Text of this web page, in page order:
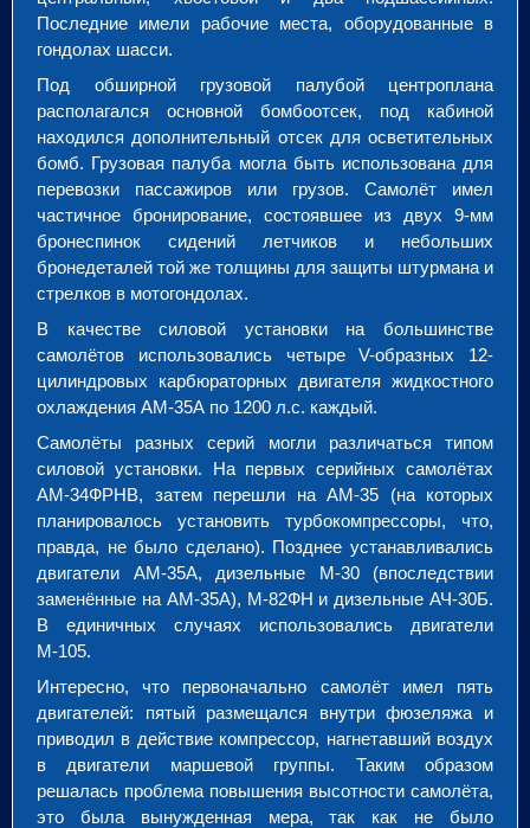
Последние имели рабочие места, оборудованные в
гондолах шасси.
Под обширной грузовой палубой центроплана
располагался основной бомбоотсек, под кабиной
находился дополнительный отсек для осветительных
бомб. Грузовая палуба могла быть использована для
перевозки пассажиров или грузов. Самолёт имел
частичное бронирование, состоявшее из двух 9-мм
бронеспинок сидений летчиков и небольших
бронедеталей той же толщины для защиты штурмана и
стрелков в мотогондолах.
В качестве силовой установки на большинстве
самолётов использовались четыре V-образных 12-
цилиндровых карбюраторных двигателя жидкостного
охлаждения АМ-35А по 1200 л.с. каждый.
Самолёты разных серий могли различаться типом
силовой установки. На первых серийных самолётах
АМ-34ФРНВ, затем перешли на АМ-35 (на которых
планировалось установить турбокомпрессоры, что,
правда, не было сделано). Позднее устанавливались
двигатели АМ-35А, дизельные М-30 (впоследствии
заменённые на АМ-35А), М-82ФН и дизельные АЧ-30Б.
В единичных случаях использовались двигатели
М-105.
Интересно, что первоначально самолёт имел пять
двигателей: пятый размещался внутри фюзеляжа и
приводил в действие компрессор, нагнетавший воздух
в двигатели маршевой группы. Таким образом
решалась проблема повышения высотности самолёта,
это была вынужденная мера, так как не было